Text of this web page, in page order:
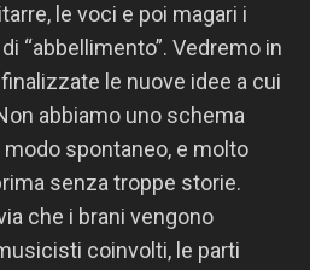
le voci e poi magari i
“abbellimento”. Vedremo in
le nuove idee a cui
abbiamo uno schema
spontaneo, e molto
senza troppe storie.
che i brani vengono
coinvolti, le parti